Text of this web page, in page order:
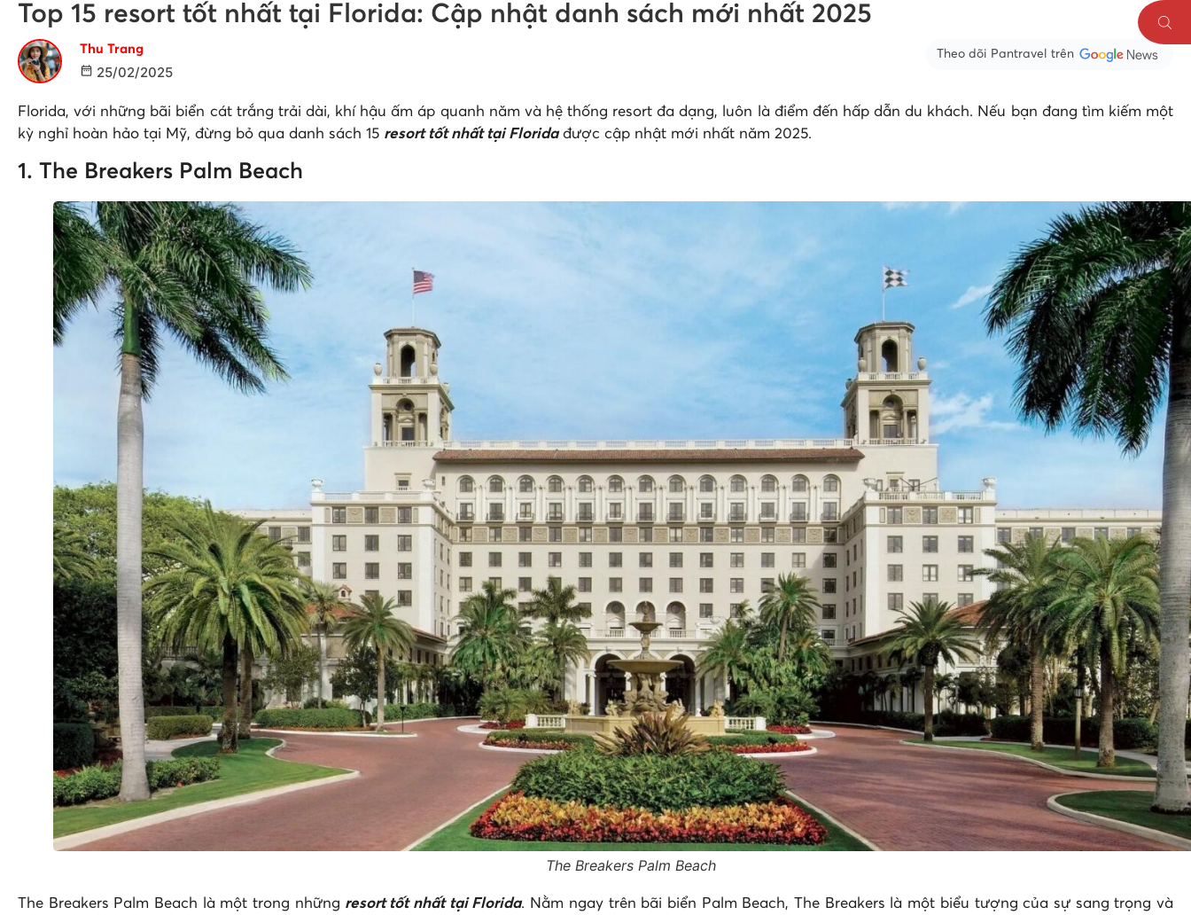
Top 15 resort tốt nhất tại Florida: Cập nhật danh sách mới nhất 2025
Thu Trang
25/02/2025
Theo dõi Pantravel trên
Florida, với những bãi biển cát trắng trải dài, khí hậu ấm áp quanh năm và hệ thống resort đa dạng, luôn là điểm đến hấp dẫn du khách. Nếu bạn đang tìm kiếm một
kỳ nghỉ hoàn hảo tại Mỹ, đừng bỏ qua danh sách 15 resort tốt nhất tại Floridađược cập nhật mới nhất năm 2025.
1. The Breakers Palm Beach
The Breakers Palm Beach
The Breakers Palm Beach là một trong những resort tốt nhất tại Florida. Nằm ngay trên bãi biển Palm Beach, The Breakers là một biểu tượng của sự sang trọng và